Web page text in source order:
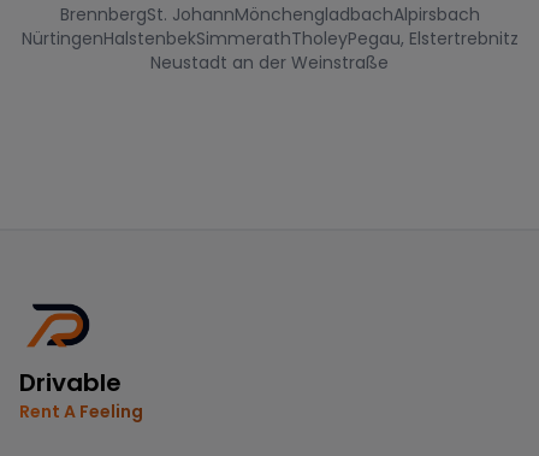
BrennbergSt. JohannMönchengladbachAlpirsbach
NürtingenHalstenbekSimmerathTholeyPegau, Elstertrebnitz
Neustadt an der Weinstraße
Drivable
Rent A Feeling